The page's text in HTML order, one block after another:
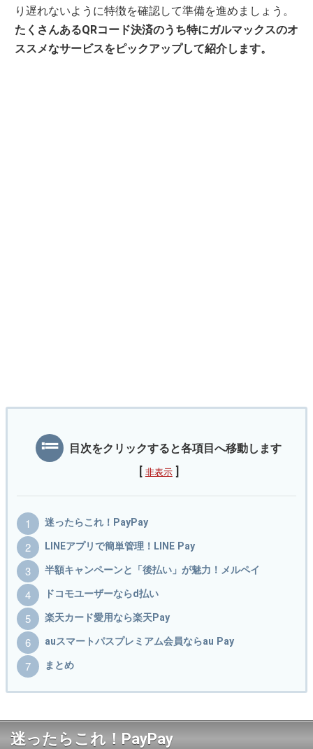
り遅れないように特徴を確認して準備を進めましょう。
たくさんあるQRコード決済のうち特にガルマックスのオ
ススメなサービスをピックアップして紹介します。
目次をクリックすると各項目へ移動します
非表示
迷ったらこれ！PayPay
LINEアプリで簡単管理！LINE Pay
半額キャンペーンと「後払い」が魅力！メルペイ
ドコモユーザーならd払い
楽天カード愛用なら楽天Pay
auスマートパスプレミアム会員ならau Pay
まとめ
迷ったらこれ！PayPay